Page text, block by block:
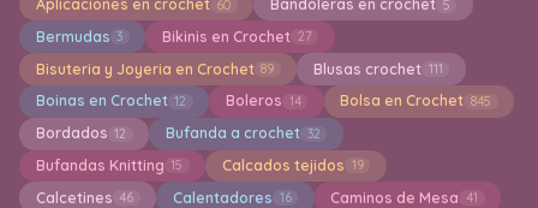
Aplicaciones en crochet 60 Bandoleras en crochet 5
Bermudas 3 Bikinis en Crochet 27
Bisuteria y Joyeria en Crochet 89 Blusas crochet 111
Boinas en Crochet 12 Boleros 14 Bolsa en Crochet 845
Bordados 12 Bufanda a crochet 32
Bufandas Knitting 15 Calcados tejidos 19
Calcetines 46 Calentadores 16 Caminos de Mesa 41